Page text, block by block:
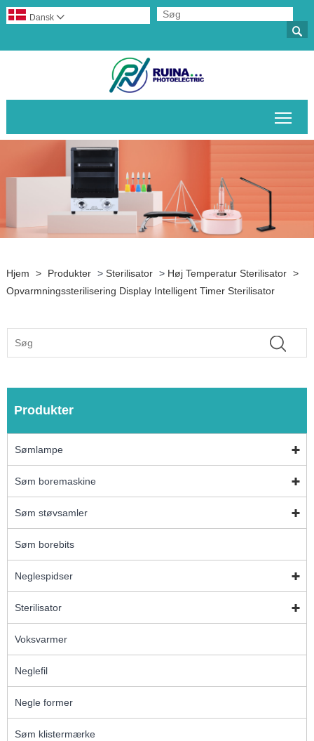

Dansk 
Hjem > Produkter > Sterilisator > Høj Temperatur Sterilisator >
Opvarmningssterilisering Display Intelligent Timer Sterilisator
Produkter
Sømlampe
Søm boremaskine
Søm støvsamler
Søm borebits
Neglespidser
Sterilisator
Voksvarmer
Neglefil
Negle former
Søm klistermærke